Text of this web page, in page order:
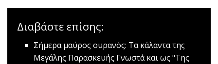
Διαβάστε επίσης:
Σήμερα μαύρος ουρανός: Τα κάλαντα της
Μεγάλης Παρασκευής Γνωστά και ως "Της